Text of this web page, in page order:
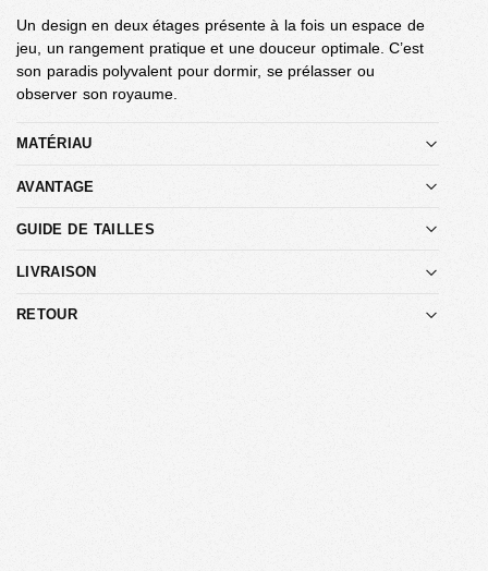
Un design en deux étages présente à la fois un espace de
jeu, un rangement pratique et une douceur optimale. C’est
son paradis polyvalent pour dormir, se prélasser ou
observer son royaume.
MATÉRIAU
AVANTAGE
GUIDE DE TAILLES
LIVRAISON
RETOUR